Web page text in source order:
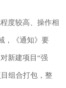
度较高、操作相
，《通知》要
新建项目“强
组合打包，整